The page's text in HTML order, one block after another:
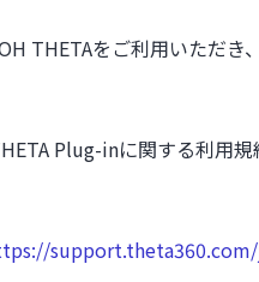
THETAをご利用いただき
Plug-inに関する利用